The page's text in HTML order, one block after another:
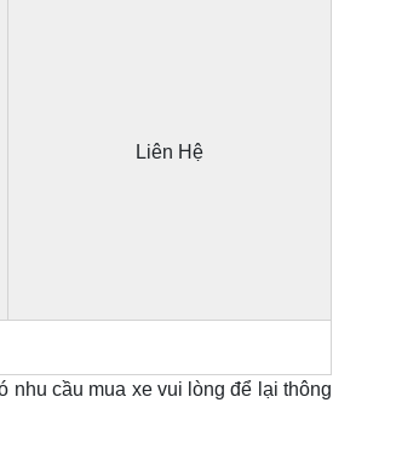
Liên Hệ
nhu cầu mua xe vui lòng để lại thông